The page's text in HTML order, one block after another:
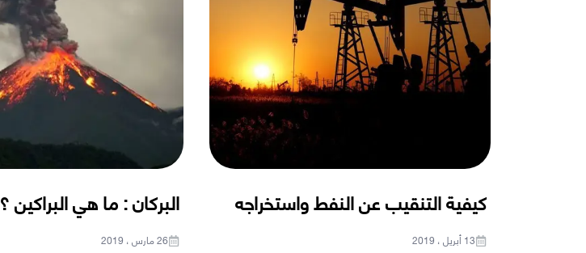
كيفية التنقيب عن النفط واستخراجه
13 أبريل ، 2019
البركان : ما هي البراكين ؟
26 مارس ، 2019